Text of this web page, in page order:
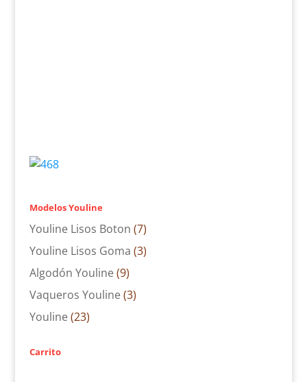
Modelos Youline
Youline Lisos Boton (7)
Youline Lisos Goma (3)
Algodón Youline (9)
Vaqueros Youline (3)
Youline (23)
Carrito